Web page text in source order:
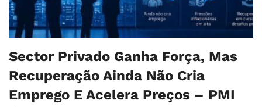
Sector Privado Ganha Força, Mas
Recuperação Ainda Não Cria
Emprego E Acelera Preços – PMI